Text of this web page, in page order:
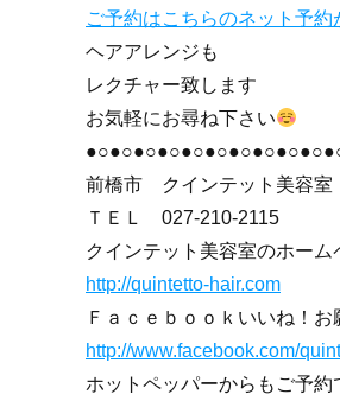
ご予約はこちらのネット予約
ヘアアレンジも
レクチャー致します
お気軽にお尋ね下さい
前橋市 クインテット美容室
ＴＥＬ 027-210-2115
クインテット美容室のホーム
http://quintetto-hair.com
Ｆａｃｅｂｏｏｋいいね！お
http://www.facebook.com/
ホットペッパーからもご予約